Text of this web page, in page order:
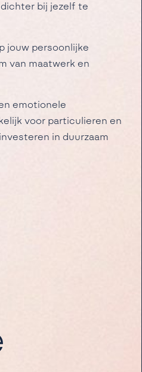
bij jezelf te
jouw persoonlijke
van maatwerk en
emotionele
voor particulieren en
in duurzaam